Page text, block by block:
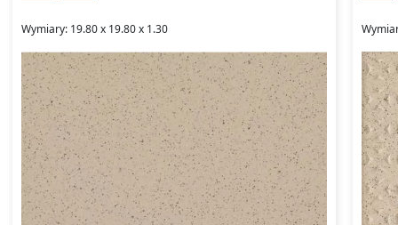
Wymiary: 19.80 x 19.80 x 1.30